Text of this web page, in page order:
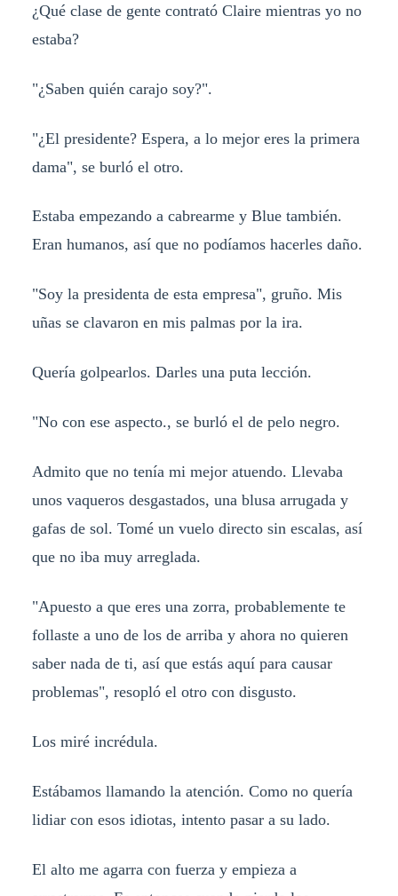
¿Qué clase de gente contrató Claire mientras yo no
estaba?
"¿Saben quién carajo soy?".
"¿El presidente? Espera, a lo mejor eres la primera
dama", se burló el otro.
Estaba empezando a cabrearme y Blue también.
Eran humanos, así que no podíamos hacerles daño.
"Soy la presidenta de esta empresa", gruño. Mis
uñas se clavaron en mis palmas por la ira.
Quería golpearlos. Darles una puta lección.
"No con ese aspecto., se burló el de pelo negro.
Admito que no tenía mi mejor atuendo. Llevaba
unos vaqueros desgastados, una blusa arrugada y
gafas de sol. Tomé un vuelo directo sin escalas, así
que no iba muy arreglada.
"Apuesto a que eres una zorra, probablemente te
follaste a uno de los de arriba y ahora no quieren
saber nada de ti, así que estás aquí para causar
problemas", resopló el otro con disgusto.
Los miré incrédula.
Estábamos llamando la atención. Como no quería
lidiar con esos idiotas, intento pasar a su lado.
El alto me agarra con fuerza y empieza a